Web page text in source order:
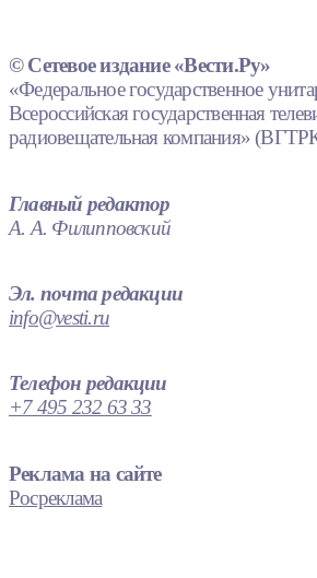
© Сетевое издание «Вести.Ру»
«Федеральное государственное
Всероссийская государственная
радиовещательная компания»
Главный редактор
А. А. Филипповский
Эл. почта редакции
info@vesti.ru
Телефон редакции
+7 495 232 63 33
Реклама на сайте
Росреклама